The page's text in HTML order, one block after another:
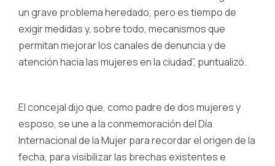
un grave problema heredado, pero es tiempo de
exigir medidas y, sobre todo, mecanismos que
permitan mejorar los canales de denuncia y de
atención hacia las mujeres en la ciudad”, puntualizó.
El concejal dijo que, como padre de dos mujeres y
esposo, se une a la conmemoración del Día
Internacional de la Mujer para recordar el origen de la
fecha, para visibilizar las brechas existentes e